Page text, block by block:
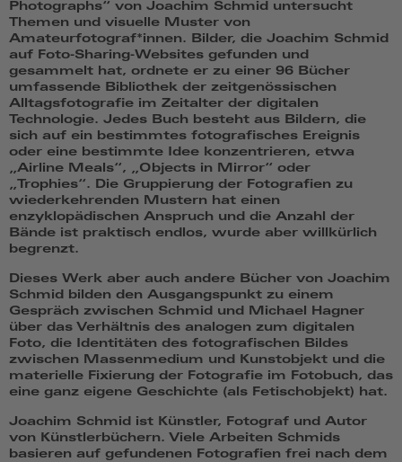
Photographs“ von Joachim Schmid untersucht
Themen und visuelle Muster von
Amateurfotograf*innen. Bilder, die Joachim Schmid
auf Foto-Sharing-Websites gefunden und
gesammelt hat, ordnete er zu einer 96 Bücher
umfassende Bibliothek der zeitgenössischen
Alltagsfotografie im Zeitalter der digitalen
Technologie. Jedes Buch besteht aus Bildern, die
sich auf ein bestimmtes fotografisches Ereignis
oder eine bestimmte Idee konzentrieren, etwa
„Airline Meals“, „Objects in Mirror“ oder
„Trophies“. Die Gruppierung der Fotografien zu
wiederkehrenden Mustern hat einen
enzyklopädischen Anspruch und die Anzahl der
Bände ist praktisch endlos, wurde aber willkürlich
begrenzt.
Dieses Werk aber auch andere Bücher von Joachim
Schmid bilden den Ausgangspunkt zu einem
Gespräch zwischen Schmid und Michael Hagner
über das Verhältnis des analogen zum digitalen
Foto, die Identitäten des fotografischen Bildes
zwischen Massenmedium und Kunstobjekt und die
materielle Fixierung der Fotografie im Fotobuch, das
eine ganz eigene Geschichte (als Fetischobjekt) hat.
Joachim Schmid ist Künstler, Fotograf und Autor
von Künstlerbüchern. Viele Arbeiten Schmids
basieren auf gefundenen Fotografien frei nach dem